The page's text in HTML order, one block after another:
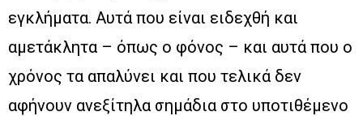
εγκλήματα. Αυτά που είναι ειδεχθή και
αμετάκλητα – όπως ο φόνος – και αυτά που ο
χρόνος τα απαλύνει και που τελικά δεν
αφήνουν ανεξίτηλα σημάδια στο υποτιθέμενο